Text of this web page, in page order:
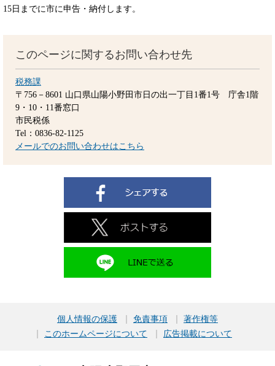
15日までに市に申告・納付します。
このページに関するお問い合わせ先
税務課
〒756－8601 山口県山陽小野田市日の出一丁目1番1号 庁舎1階
9・10・11番窓口
市民税係
Tel：0836-82-1125
メールでのお問い合わせはこちら
個人情報の保護 免責事項
著作権等
このホームページについて
広告掲載について